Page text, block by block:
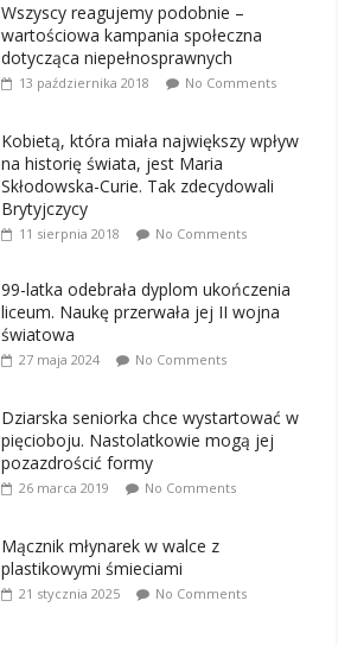
Wszyscy reagujemy podobnie –
wartościowa kampania społeczna
dotycząca niepełnosprawnych
13 października 2018 No Comments
Kobietą, która miała największy wpływ
na historię świata, jest Maria
Skłodowska-Curie. Tak zdecydowali
Brytyjczycy
11 sierpnia 2018 No Comments
99-latka odebrała dyplom ukończenia
liceum. Naukę przerwała jej II wojna
światowa
27 maja 2024 No Comments
Dziarska seniorka chce wystartować w
pięcioboju. Nastolatkowie mogą jej
pozazdrościć formy
26 marca 2019 No Comments
Mącznik młynarek w walce z
plastikowymi śmieciami
21 stycznia 2025 No Comments